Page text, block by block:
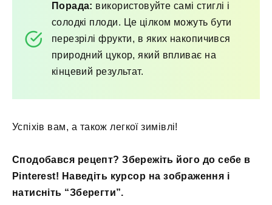
Порада: використовуйте самі стиглі і
солодкі плоди. Це цілком можуть бути
перезрілі фрукти, в яких накопичився
природний цукор, який впливає на
кінцевий результат.
Успіхів вам, а також легкої зимівлі!
Сподобався рецепт? Збережіть його до себе в
Pinterest! Наведіть курсор на зображення і
натисніть “Зберегти”.